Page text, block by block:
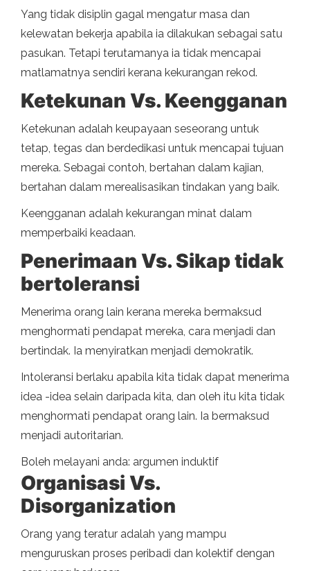
Yang tidak disiplin gagal mengatur masa dan
kelewatan bekerja apabila ia dilakukan sebagai satu
pasukan. Tetapi terutamanya ia tidak mencapai
matlamatnya sendiri kerana kekurangan rekod.
Ketekunan Vs. Keengganan
Ketekunan adalah keupayaan seseorang untuk
tetap, tegas dan berdedikasi untuk mencapai tujuan
mereka. Sebagai contoh, bertahan dalam kajian,
bertahan dalam merealisasikan tindakan yang baik.
Keengganan adalah kekurangan minat dalam
memperbaiki keadaan.
Penerimaan Vs. Sikap tidak
bertoleransi
Menerima orang lain kerana mereka bermaksud
menghormati pendapat mereka, cara menjadi dan
bertindak. Ia menyiratkan menjadi demokratik.
Intoleransi berlaku apabila kita tidak dapat menerima
idea -idea selain daripada kita, dan oleh itu kita tidak
menghormati pendapat orang lain. Ia bermaksud
menjadi autoritarian.
Boleh melayani anda: argumen induktif
Organisasi Vs.
Disorganization
Orang yang teratur adalah yang mampu
menguruskan proses peribadi dan kolektif dengan